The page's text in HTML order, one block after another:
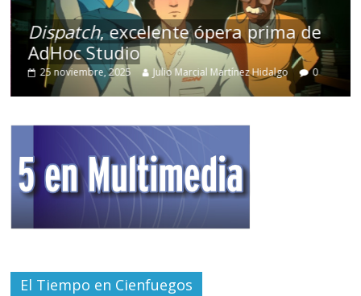
Dispatch, excelente ópera prima de
AdHoc Studio
25 noviembre, 2025 Julio Marcial Martínez Hidalgo 0
El Tiempo en Cienfuegos